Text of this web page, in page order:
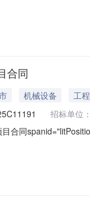
江省环境科技股份
合同
机械设备
工程
招标单位
合同
:朱靖晔电话:非委托